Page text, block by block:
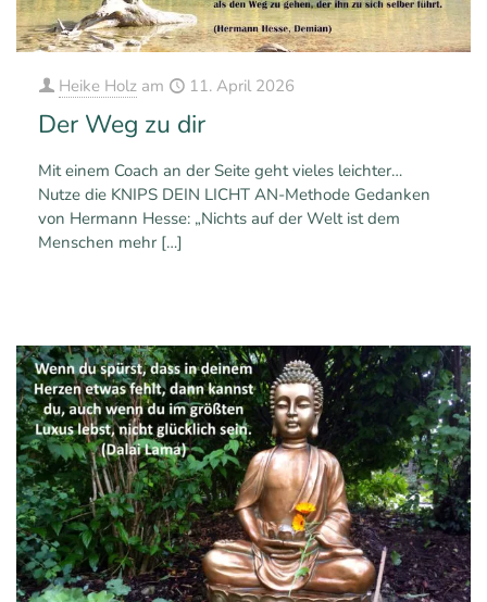
Heike Holz am 11. April 2026
Der Weg zu dir
Mit einem Coach an der Seite geht vieles leichter…
Nutze die KNIPS DEIN LICHT AN-Methode Gedanken
von Hermann Hesse: „Nichts auf der Welt ist dem
Menschen mehr […]